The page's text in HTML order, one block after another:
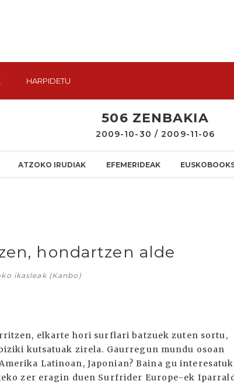
HARPIDETU
506 ZENBAKIA
2009-10-30 / 2009-11-06
ATZOKO IRUDIAK EFEMERIDEAK
hondartzen alde
ikasleak (Kanbo)
elkarte hori surflari batzuek zuten sortu,
kutsatuak zirela. Gaurregun mundu osoan
Latinoan, Japonian? Baina gu
zer eragin duen Surfrider Europe-ek